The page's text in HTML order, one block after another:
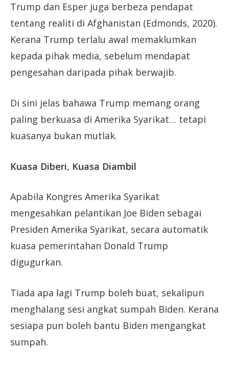
Trump dan Esper juga berbeza pendapat
tentang realiti di Afghanistan (Edmonds, 2020).
Kerana Trump terlalu awal memaklumkan
kepada pihak media, sebelum mendapat
pengesahan daripada pihak berwajib.
Di sini jelas bahawa Trump memang orang
paling berkuasa di Amerika Syarikat… tetapi
kuasanya bukan mutlak.
Kuasa Diberi, Kuasa Diambil
Apabila Kongres Amerika Syarikat
mengesahkan pelantikan Joe Biden sebagai
Presiden Amerika Syarikat, secara automatik
kuasa pemerintahan Donald Trump
digugurkan.
Tiada apa lagi Trump boleh buat, sekalipun
menghalang sesi angkat sumpah Biden. Kerana
sesiapa pun boleh bantu Biden mengangkat
sumpah.